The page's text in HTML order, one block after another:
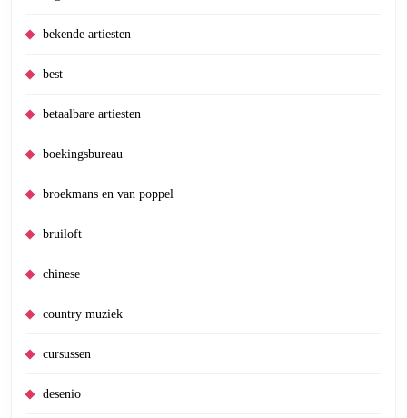
bekende artiesten
best
betaalbare artiesten
boekingsbureau
broekmans en van poppel
bruiloft
chinese
country muziek
cursussen
desenio